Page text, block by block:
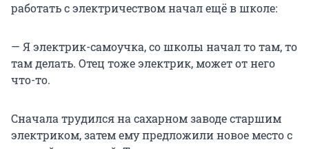
работать с электричеством начал ещё в школе:
— Я электрик-самоучка, со школы начал то там, то
там делать. Отец тоже электрик, может от него
что-то.
Сначала трудился на сахарном заводе старшим
электриком, затем ему предложили новое место с